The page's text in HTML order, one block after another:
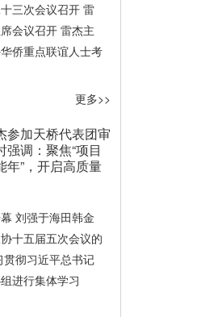
三次会议召开 雷
会议召开 雷杰主
侨重点联谊人士考
更多>>
参加天桥代表团审
强调：聚焦“项目
年”，开启高质量
刘强于海田韩金
十五届五次会议的
彻习近平总书记
进行集体学习